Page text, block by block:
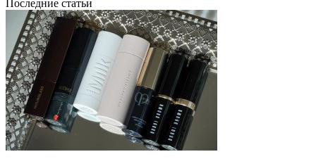
Последние статьи